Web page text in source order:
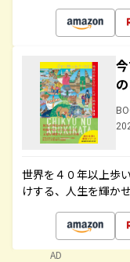
世界を４０年以上歩
けする、人生を輝か
AD